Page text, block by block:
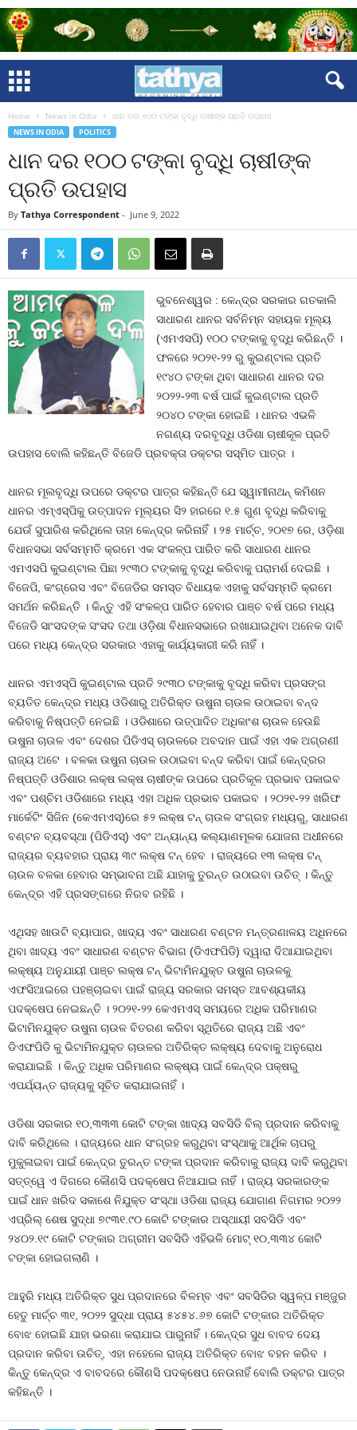
Home News in Odia ଧାନ ଦର ୧୦୦ ଟଙ୍କା ବୃଦ୍ଧି ଚାଷୀଙ୍କ ପ୍ରତି ଉପହାସ
NEWS IN ODIA POLITICS
ଧାନ ଦର ୧୦୦ ଟଙ୍କା ବୃଦ୍ଧି ଚାଷୀଙ୍କ
ପ୍ରତି ଉପହାସ
By Tathya Correspondent - June 9, 2022
ଭୁବନେଶ୍ୱର : କେନ୍ଦ୍ର ସରକାର ଗତକାଲି
ସାଧାରଣ ଧାନର ସର୍ବନିମ୍ନ ସହାୟକ ମୂଲ୍ୟ
(ଏମଏସପି) ୧୦୦ ଟଙ୍କାକୁ ବୃଦ୍ଧି କରିଛନ୍ତି ।
ଫଳରେ ୨୦୨୧-୨୨ ରୁ କୁଇଣ୍ଟାଲ ପ୍ରତି
୧୯୪୦ ଟଙ୍କା ଥିବା ସାଧାରଣ ଧାନର ଦର
୨୦୨୨-୨୩ ବର୍ଷ ପାଇଁ କୁଇଣ୍ଟାଲ ପ୍ରତି
୨୦୪୦ ଟଙ୍କା ହୋଇଛି । ଧାନର ଏଭଳି
ନଗଣ୍ୟ ଦରବୃଦ୍ଧି ଓଡିଶା ଚାଷୀକୂଳ ପ୍ରତି
ଉପହାସ ବୋଲି କହିଛନ୍ତି ବିଜେଡି ପ୍ରବକ୍ତା ଡକ୍ଟର ସସ୍ମିତ ପାତ୍ର ।
ଧାନର ମୂଲବୃଦ୍ଧି ଉପରେ ଡକ୍ଟର ପାତ୍ର କହିଛନ୍ତି ଯେ ସ୍ୱାମୀନାଥନ୍ କମିଶନ
ଧାନର ଏମ୍‍ଏସ୍‍ପିକୁ ଉତ୍ପାଦନ ମୂଲ୍ୟର ସି୨ ହାରରେ ୧.୫ ଗୁଣ ବୃଦ୍ଧି କରିବାକୁ
ଯେଉଁ ସୁପାରିଶ କରିଥିଲେ ତାହା କେନ୍ଦ୍ର କରିନାହିଁ । ୨୫ ମାର୍ଚ୍ଚ, ୨୦୧୭ ରେ, ଓଡ଼ିଶା
ବିଧାନସଭା ସର୍ବସମ୍ମତି କ୍ରମେ ଏକ ସଂକଳ୍ପ ପାରିତ କରି ସାଧାରଣ ଧାନର
ଏମଏସପି କୁଇଣ୍ଟାଲ ପିଛା ୨୯୩୦ ଟଙ୍କାକୁ ବୃଦ୍ଧି କରିବାକୁ ପରାମର୍ଶ ଦେଇଛି ।
ବିଜେପି, କଂଗ୍ରେସ ଏବଂ ବିଜେଡିର ସମସ୍ତ ବିଧାୟକ ଏହାକୁ ସର୍ବସମ୍ମତି କ୍ରମେ
ସମର୍ଥନ କରିଛନ୍ତି । କିନ୍ତୁ ଏହି ସଂକଳ୍ପ ପାରିତ ହେବାର ପାଞ୍ଚ ବର୍ଷ ପରେ ମଧ୍ୟ
ବିଜେଡି ସାଂସଦଙ୍କ ସଂସଦ ତଥା ଓଡ଼ିଶା ବିଧାନସଭାରେ ରଖାଯାଇଥିବା ଅନେକ ଦାବି
ପରେ ମଧ୍ୟ କେନ୍ଦ୍ର ସରକାର ଏହାକୁ କାର୍ଯ୍ୟକାରୀ କରି ନାହିଁ ।
ଧାନର ଏମଏସ୍‍ପି କୁଇଣ୍ଟାଲ ପ୍ରତି ୨୯୩୦ ଟଙ୍କାକୁ ବୃଦ୍ଧି କରିବା ପ୍ରସଙ୍ଗ
ବ୍ୟତିତ କେନ୍ଦ୍ର ମଧ୍ୟ ଓଡିଶାରୁ ଅତିରିକ୍ତ ଉଷୁନା ଚାଉଳ ଉଠାଇବା ବନ୍ଦ
କରିବାକୁ ନିଷ୍ପତ୍ତି ନେଇଛି । ଓଡିଶାରେ ଉତ୍ପାଦିତ ଅଧିକାଂଶ ଚାଉଳ ହେଉଛି
ଉଷୁନା ଚାଉଳ ଏବଂ ଦେଶର ପିଡିଏସ୍‍ ଚାଉଳରେ ଅବଦାନ ପାଇଁ ଏହା ଏକ ଅଗ୍ରଣୀ
ରାଜ୍ୟ ଅଟେ । ବଳକା ଉଷୁନା ଚାଉଳ ଉଠାଇବା ବନ୍ଦ କରିବା ପାଇଁ କେନ୍ଦ୍ରର
ନିଷ୍ପତ୍ତି ଓଡିଶାର ଲକ୍ଷ ଲକ୍ଷ ଚାଷୀଙ୍କ ଉପରେ ପ୍ରତିକୂଳ ପ୍ରଭାବ ପକାଇବ
ଏବଂ ପଶ୍ଚିମ ଓଡିଶାରେ ମଧ୍ୟ ଏହା ଅଧିକ ପ୍ରଭାବ ପକାଇବ । ୨୦୨୧-୨୨ ଖରିଫ
ମାର୍କେଟିଂ ସିଜିନ (କେଏମଏସ୍‍)ରେ ୫୨ ଲକ୍ଷ ଟନ୍ ଚାଉଳ ସଂଗ୍ରହ ମଧ୍ୟରୁ, ସାଧାରଣ
ବଣ୍ଟନ ବ୍ୟବସ୍ଥା (ପିଡିଏସ୍‍) ଏବଂ ଅନ୍ୟାନ୍ୟ କଲ୍ୟାଣମୂଳକ ଯୋଜନା ଅଧୀନରେ
ରାଜ୍ୟର ବ୍ୟବହାର ପ୍ରାୟ ୩୯ ଲକ୍ଷ ଟନ୍ ହେବ । ରାଜ୍ୟରେ ୧୩ ଲକ୍ଷ ଟନ୍
ଚାଉଳ ବଳକା ହେବାର ସମ୍ଭାବନା ଅଛି ଯାହାକୁ ତୁରନ୍ତ ଉଠାଇବା ଉଚିତ୍‍ । କିନ୍ତୁ
କେନ୍ଦ୍ର ଏହି ପ୍ରସଙ୍ଗରେ ନିରବ ରହିଛି ।
ଏଥିସହ ଖାଉଟି ବ୍ୟାପାର, ଖାଦ୍ୟ ଏବଂ ସାଧାରଣ ବଣ୍ଟନ ମନ୍ତ୍ରଣାଳୟ ଅଧିନରେ
ଥିବା ଖାଦ୍ୟ ଏବଂ ସାଧାରଣ ବଣ୍ଟନ ବିଭାଗ (ଡିଏଫପିଡି) ଦ୍ୱାରା ଦିଆଯାଇଥିବା
ଲକ୍ଷ୍ୟ ଅନୁଯାୟୀ ପାଞ୍ଚ ଲକ୍ଷ ଟନ୍ ଭିଟାମିନଯୁକ୍ତ ଉଷୁନା ଚାଉଳକୁ
ଏଫସିଆଇରେ ପହଞ୍ଚାଇବା ପାଇଁ ରାଜ୍ୟ ସରକାର ସମସ୍ତ ଆବଶ୍ୟକୀୟ
ପଦକ୍ଷେପ ନେଇଛନ୍ତି । ୨୦୨୧-୨୨ କେଏମଏସ୍‍ ସମୟରେ ଅଧିକ ପରିମାଣର
ଭିଟାମିନଯୁକ୍ତ ଉଷୁନା ଚାଉଳ ବିତରଣ କରିବା ସ୍ଥିତିରେ ରାଜ୍ୟ ଅଛି ଏବଂ
ଡିଏଫପିଡି କୁ ଭିଟାମିନଯୁକ୍ତ ଚାଉଳର ଅତିରିକ୍ତ ଲକ୍ଷ୍ୟ ଦେବାକୁ ଅନୁରୋଧ
କରାଯାଇଛି । କିନ୍ତୁ ଅଧିକ ପରିମାଣର ଲକ୍ଷ୍ୟ ପାଇଁ କେନ୍ଦ୍ର ପକ୍ଷରୁ
ଏପର୍ଯ୍ୟନ୍ତ ରାଜ୍ୟକୁ ସୂଚିତ କରାଯାଇନାହିଁ ।
ଓଡିଶା ସରକାର ୧୦,୩୩୩ କୋଟି ଟଙ୍କା ଖାଦ୍ୟ ସବସିଡି ବିଲ୍ ପ୍ରଦାନ କରିବାକୁ
ଦାବି କରିଥିଲେ । ରାଜ୍ୟରେ ଧାନ ସଂଗ୍ରହ କରୁଥିବା ସଂସ୍ଥାକୁ ଆର୍ଥିକ ଚାପରୁ
ମୁକୁଳାଇବା ପାଇଁ କେନ୍ଦ୍ର ତୁରନ୍ତ ଟଙ୍କା ପ୍ରଦାନ କରିବାକୁ ରାଜ୍ୟ ଦାବି କରୁଥିବା
ସତ୍ତ୍ୱେ ଏ ଦିଗରେ କୌଣସି ପଦକ୍ଷେପ ନିଆଯାଇ ନାହିଁ । ରାଜ୍ୟ ସରକାରଙ୍କ
ପାଇଁ ଧାନ ଖରିଦ ସକାଶେ ନିଯୁକ୍ତ ସଂସ୍ଥା ଓଡିଶା ରାଜ୍ୟ ଯୋଗାଣ ନିଗମର ୨୦୨୨
ଏପ୍ରିଲ୍‍ ଶେଷ ସୁଦ୍ଧା ୭୯୩୧.୯୦ କୋଟି ଟଙ୍କାର ଅସ୍ଥାୟୀ ସବସିଡି ଏବଂ
୨୪୦୨.୧୯ କୋଟି ଟଙ୍କାର ଅଗ୍ରୀମ ସବସିଡି ଏହିଭଳି ମୋଟ୍‍ ୧୦,୩୩୪ କୋଟି
ଟଙ୍କା ହୋଇଗଲାଣି ।
ଆହୁରି ମଧ୍ୟ ଅତିରିକ୍ତ ସୁଧ ପ୍ରଦାନରେ ବିଳମ୍ବ ଏବଂ ସବସିଡିର ସ୍ୱଳ୍ପ ମଞ୍ଜୁର
ହେତୁ ମାର୍ଚ୍ଚ ୩୧, ୨୦୨୨ ସୁଦ୍ଧା ପ୍ରାୟ ୫୪୫୪.୬୭ କୋଟି ଟଙ୍କାର ଅତିରିକ୍ତ
ବୋଝ ହୋଇଛି ଯାହା ଭରଣା କରାଯାଇ ପାରୁନାହିଁ । କେନ୍ଦ୍ର ସୁଧ ବାବଦ ଦେୟ
ପ୍ରଦାନ କରିବା ଉଚିତ୍‍, ଏହା ନହେଲେ ରାଜ୍ୟ ଅତିରିକ୍ତ ବୋଝ ବହନ କରିବ ।
କିନ୍ତୁ କେନ୍ଦ୍ର ଏ ବାବଦରେ କୌଣସି ପଦକ୍ଷେପ ନେଉନାହିଁ ବୋଲି ଡକ୍ଟର ପାତ୍ର
କହିଛନ୍ତି ।